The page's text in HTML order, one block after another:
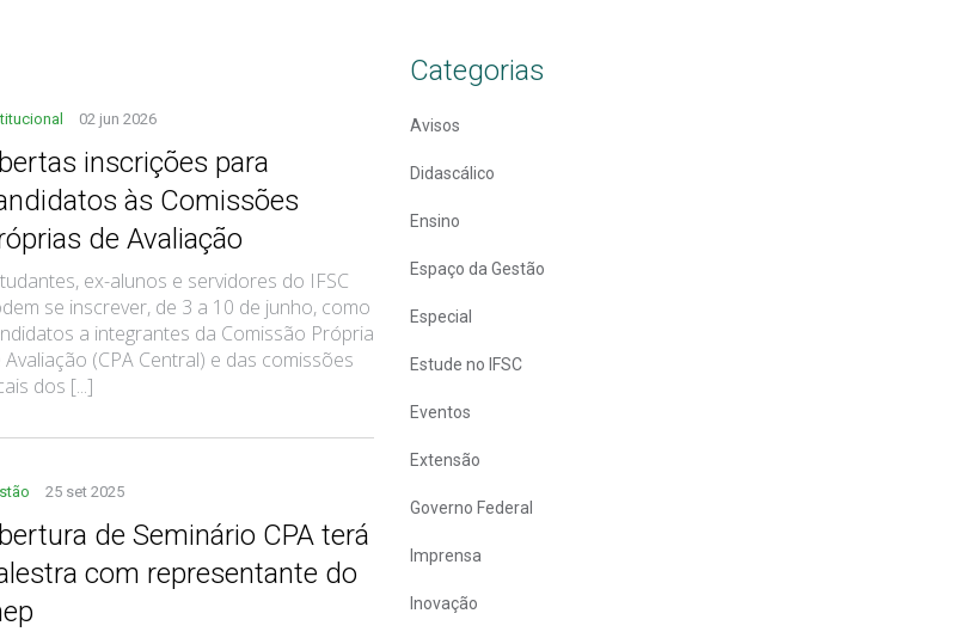
02 jun 2026
inscrições para
às Comissões
de Avaliação
ex-alunos e servidores do IFSC
se inscrever, de 3 a 10 de junho, como
a integrantes da Comissão Própria
Avaliação (CPA Central) e das comissões
dos [...]
25 set 2025
de Seminário CPA terá
com representante do
Categorias
Avisos
Didascálico
Ensino
Espaço da Gestão
Especial
Estude no IFSC
Eventos
Extensão
Governo Federal
Imprensa
Inovação